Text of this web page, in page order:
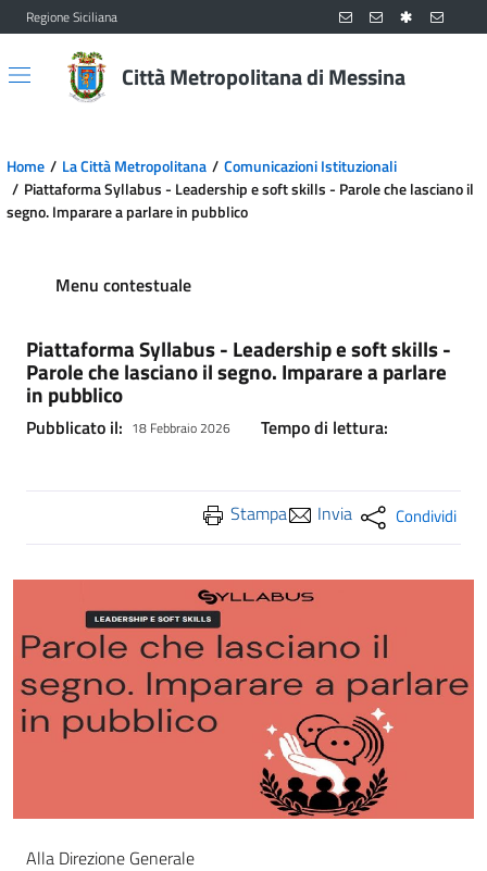
Vai al contenuto principale
Vai al menu principale
Regione Siciliana
Città Metropolitana di Messina
Home La Città Metropolitana
Comunicazioni Istituzionali
Piattaforma Syllabus - Leadership e soft skills - Parole che lasciano il
segno. Imparare a parlare in pubblico
Menu contestuale
Piattaforma Syllabus - Leadership e soft skills -
Parole che lasciano il segno. Imparare a parlare
in pubblico
Pubblicato il: 18 Febbraio 2026 Tempo di lettura:
Stampa Invia Condividi
Alla Direzione Generale